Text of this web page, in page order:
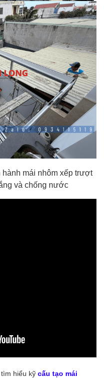
mái nhôm xếp trượt
và chống nước
hiểu kỹ cấu tạo mái